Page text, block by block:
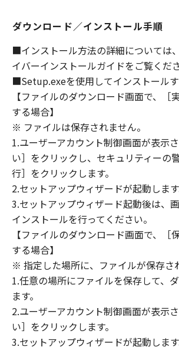
のライセンサー、キヤノンの子会社
の関連会社、それらの販売代理店
のいずれも、「本ソフトウェア」
品性および特定の目的への適合性の
め、いかなる保証も、明示たると
問わず一切しないものとします。
(2) キヤノン、キヤノンのライセン
ンの子会社、キヤノンの関連会社、
売代理店または販売店のいずれも
ウェア」の使用または使用不能か
なる損害（逸失利益およびその他
は付随的な損害を含むがこれらに
全ての損害を言います。）につい
認められる限り、一切の責任を負
します。たとえ、キヤノン、キヤ
ンサー、キヤノンの子会社、キヤ
社、それらの販売代理店または販
損害の可能性について知らされて
同様です。
(3) キヤノン、キヤノンのライセン
ンの子会社、キヤノンの関連会社
売代理店または販売店のいずれも
ウェア」、または「本ソフトウェ
ダウンロード／インストール手順
■インストール方法の詳細については
イバーインストールガイドをご覧くださ
■Setup.exeを使用してインストール
【ファイルのダウンロード画面で、［
する場合】
※ ファイルは保存されません。
1.ユーザーアカウント制御画面が表示
い］をクリックし、セキュリティーの
行］をクリックします。
2.セットアップウィザードが起動します
3.セットアップウィザード起動後は、
インストールを行ってください。
【ファイルのダウンロード画面で、［
する場合】
※ 指定した場所に、ファイルが保存さ
1.任意の場所にファイルを保存して、
ます。
2.ユーザーアカウント制御画面が表示
い］をクリックします。
3.セットアップウィザードが起動します